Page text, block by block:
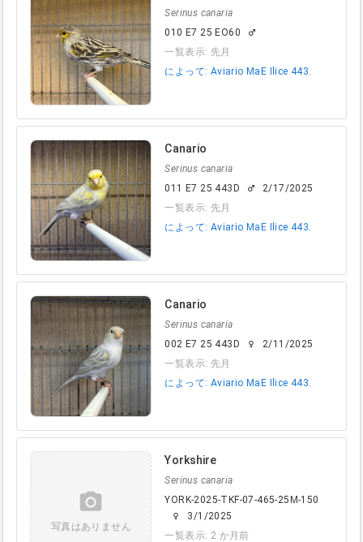
Serinus canaria
010 E7 25 EO60
male
一覧表示: 先月
によって: Aviario MaE Ilice 443.
Canario
Serinus canaria
011 E7 25 443D
male
2/17/2025
一覧表示: 先月
によって: Aviario MaE Ilice 443.
Canario
Serinus canaria
002 E7 25 443D
female
2/11/2025
一覧表示: 先月
によって: Aviario MaE Ilice 443.
camera_alt
写真はありません
Yorkshire
Serinus canaria
YORK-2025-TKF-07-465-25M-150
female
3/1/2025
一覧表示: 2 か月前